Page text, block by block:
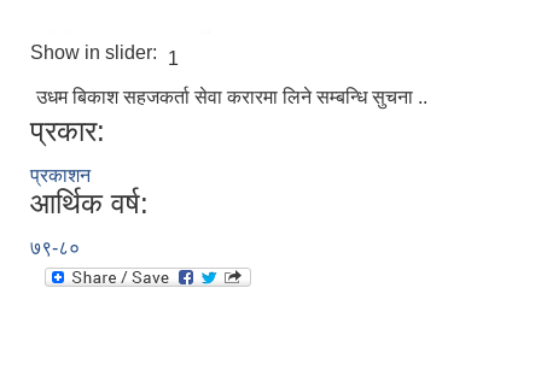
Show in slider:
1
उधम बिकाश सहजकर्ता सेवा करारमा लिने सम्बन्धि सुचना ..
प्रकार:
प्रकाशन
आर्थिक वर्ष:
७९-८०